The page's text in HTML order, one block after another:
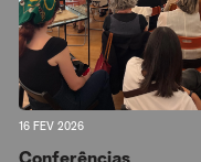
16 FEV 2026